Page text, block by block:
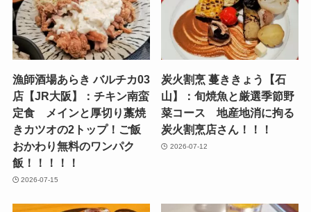
漁師酒場あらき バルチカ03
店【JR大阪】：チキン南蛮
定食 メインと厚切り藁焼
きカツオの2トップ！ご飯
おかわり無料のワンパク
飯！！！！！
2026-07-15
炭火割烹 蔓ききょう【石
山】：旬焼魚と厳選季節野
菜コース 地産地消に拘る
炭火割烹店さん！！！
2026-07-12